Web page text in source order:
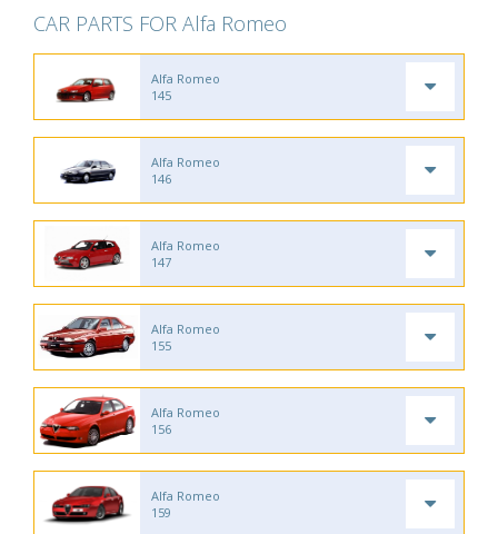
CAR PARTS FOR Alfa Romeo
Alfa Romeo
145
Alfa Romeo
146
Alfa Romeo
147
Alfa Romeo
155
Alfa Romeo
156
Alfa Romeo
159